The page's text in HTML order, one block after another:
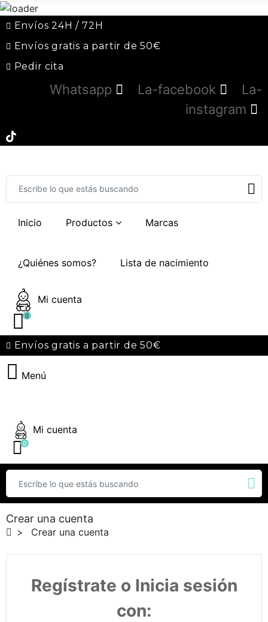
Envíos 24H / 72H
Envíos gratis a partir de 50€
Pedir cita
Whatsapp La-facebook
La-
instagram
Inicio Productos Marcas
¿Quiénes somos? Lista de nacimiento
Mi cuenta
0
Envíos gratis a partir de 50€
Menú
Mi cuenta
0
Crear una cuenta
Crear una cuenta
Regístrate o Inicia sesión
con: